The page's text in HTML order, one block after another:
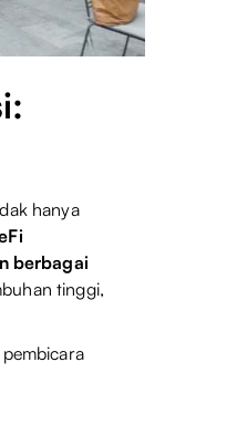
hanya
berbagai
tinggi,